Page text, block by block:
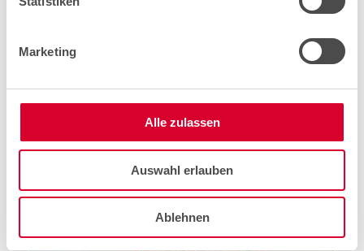
Marketing
Alle zulassen
Auswahl erlauben
Ablehnen
möchten: cablex entwickelt mit Ihnen
eine Lösung,
Smart Energy als Service